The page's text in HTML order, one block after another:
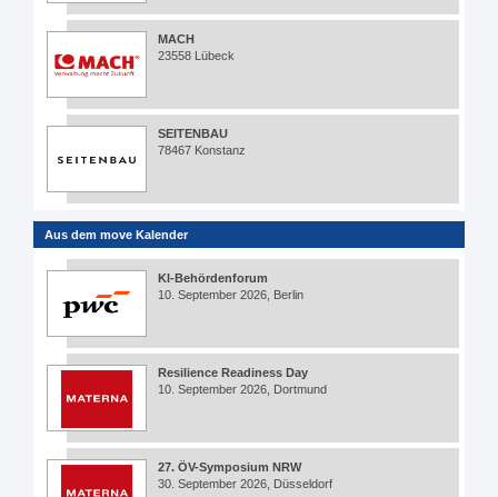
MACH
23558 Lübeck
SEITENBAU
78467 Konstanz
Aus dem move Kalender
KI-Behördenforum
10. September 2026, Berlin
Resilience Readiness Day
10. September 2026, Dortmund
27. ÖV-Symposium NRW
30. September 2026, Düsseldorf